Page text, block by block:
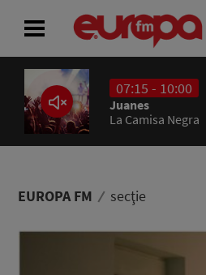
07:15 - 10:00
Juanes
La Camisa Negra
EUROPA FM secţie
ACASĂ
ȘTIRI